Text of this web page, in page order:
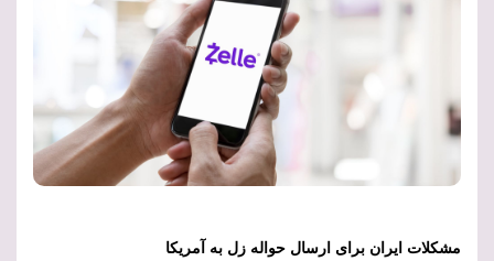
مشکلات ایران برای ارسال حواله زل به آمریکا